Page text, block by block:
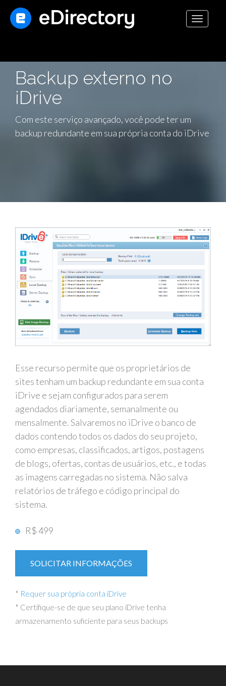
Toggle
Backup externo no
iDrive
Com este serviço avançado, você pode ter um
backup redundante em sua própria conta do iDrive
Esse recurso permite que os proprietários de
sites tenham um backup redundante em sua conta
iDrive e sejam configurados para serem
agendados diariamente, semanalmente ou
mensalmente. Salvaremos no iDrive o banco de
dados contendo todos os dados do seu projeto,
como empresas, classificados, artigos, postagens
de blogs, ofertas, contas de usuários, etc., e todas
as imagens carregadas no sistema. Não salva
relatórios de tráfego e código principal do
sistema.
R$ 499
SOLICITAR INFORMAÇÕES
* Requer sua própria conta iDrive
* Certifique-se de que seu plano iDrive tenha
armazenamento suficiente para seus backups